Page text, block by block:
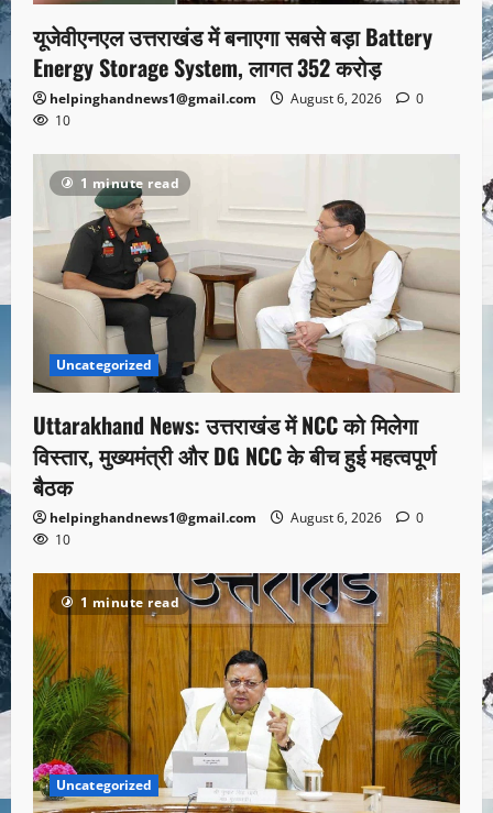
यूजेवीएनएल उत्तराखंड में बनाएगा सबसे बड़ा Battery
Energy Storage System, लागत 352 करोड़
helpinghandnews1@gmail.com August 6, 2026
0
10
1 minute read
Uncategorized
Uttarakhand News: उत्तराखंड में NCC को मिलेगा
विस्तार, मुख्यमंत्री और DG NCC के बीच हुई महत्वपूर्ण
बैठक
helpinghandnews1@gmail.com August 6, 2026
0
10
1 minute read
Uncategorized